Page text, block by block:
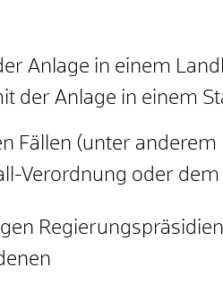
Anlage in einem
der Anlage in einem
Fällen (unter
Verordnung oder